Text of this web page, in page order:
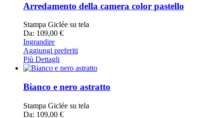
Arredamento della camera color pastello
Stampa Giclée su tela
Da: 109,00 €
Ingrandire
Aggiungi preferiti
Più Dettagli
Bianco e nero astratto
Stampa Giclée su tela
Da: 109,00 €